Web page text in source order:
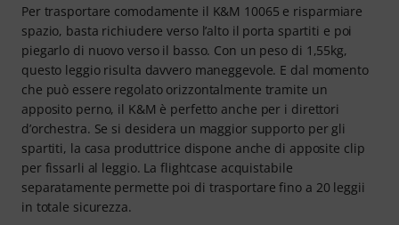
Per trasportare comodamente il K&M 10065 e risparmiare
spazio, basta richiudere verso l’alto il porta spartiti e poi
piegarlo di nuovo verso il basso. Con un peso di 1,55kg,
questo leggio risulta davvero maneggevole. E dal momento
che può essere regolato orizzontalmente tramite un
apposito perno, il K&M è perfetto anche per i direttori
d’orchestra. Se si desidera un maggior supporto per gli
spartiti, la casa produttrice dispone anche di apposite clip
per fissarli al leggio. La flightcase acquistabile
separatamente permette poi di trasportare fino a 20 leggii
in totale sicurezza.